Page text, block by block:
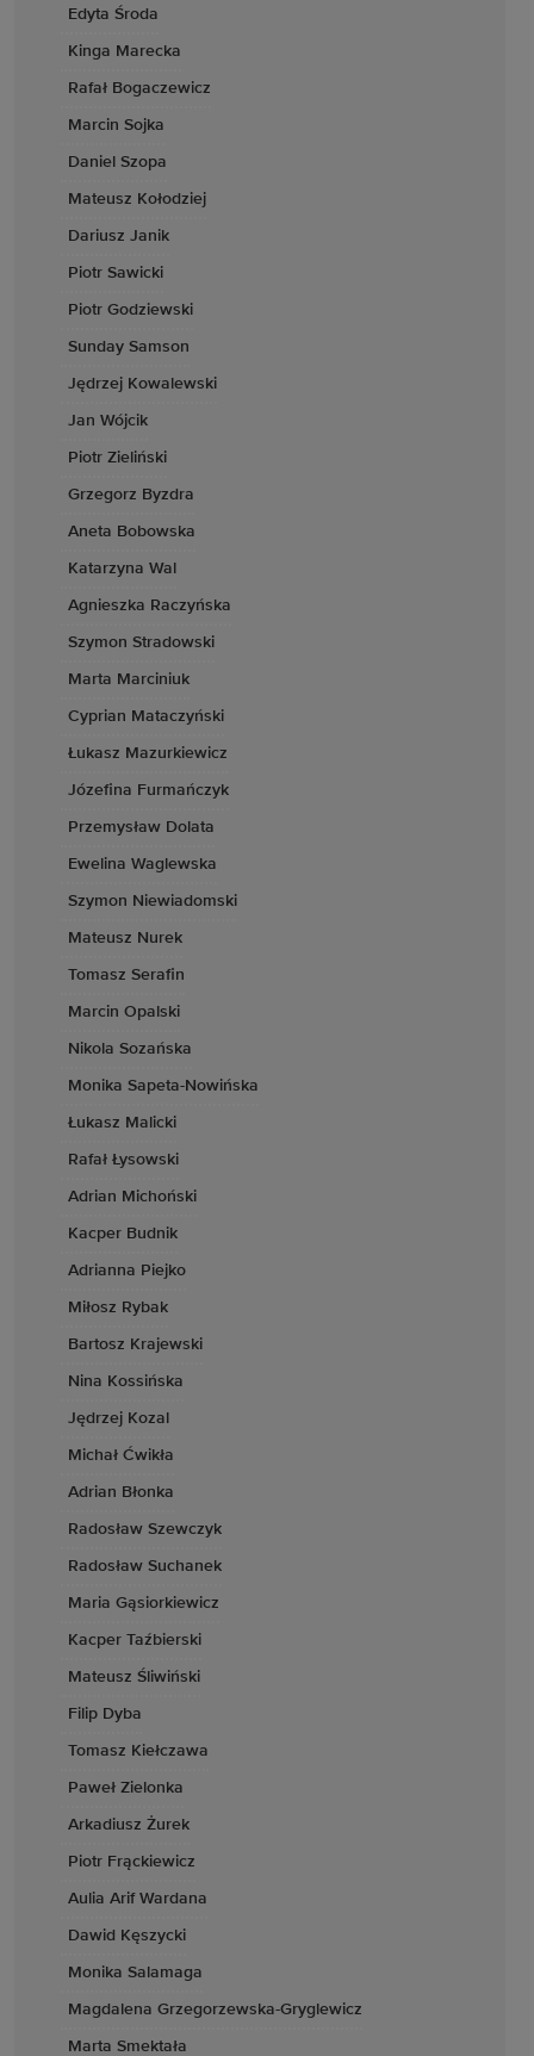
Edyta Środa
Kinga Marecka
Rafał Bogaczewicz
Marcin Sojka
Daniel Szopa
Mateusz Kołodziej
Dariusz Janik
Piotr Sawicki
Piotr Godziewski
Sunday Samson
Jędrzej Kowalewski
Jan Wójcik
Piotr Zieliński
Grzegorz Byzdra
Aneta Bobowska
Katarzyna Wal
Agnieszka Raczyńska
Szymon Stradowski
Marta Marciniuk
Cyprian Mataczyński
Łukasz Mazurkiewicz
Józefina Furmańczyk
Przemysław Dolata
Ewelina Waglewska
Szymon Niewiadomski
Mateusz Nurek
Tomasz Serafin
Marcin Opalski
Nikola Sozańska
Monika Sapeta-Nowińska
Łukasz Malicki
Rafał Łysowski
Adrian Michoński
Kacper Budnik
Adrianna Piejko
Miłosz Rybak
Bartosz Krajewski
Nina Kossińska
Jędrzej Kozal
Michał Ćwikła
Adrian Błonka
Radosław Szewczyk
Radosław Suchanek
Maria Gąsiorkiewicz
Kacper Taźbierski
Mateusz Śliwiński
Filip Dyba
Tomasz Kiełczawa
Paweł Zielonka
Arkadiusz Żurek
Piotr Frąckiewicz
Aulia Arif Wardana
Dawid Kęszycki
Monika Salamaga
Magdalena Grzegorzewska-Gryglewicz
Marta Smektała